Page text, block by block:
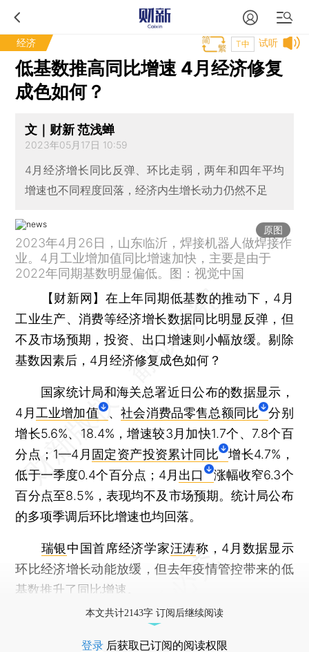
经济 试听
T中
低基数推高同比增速 4月经济修复
成色如何？
文｜财新 范浅蝉
2023年05月17日 10:59
4月经济增长同比反弹、环比走弱，两年和四年平均
增速也不同程度回落，经济内生增长动力仍然不足
原图
2023年4月26日，山东临沂，焊接机器人做焊接作
业。4月工业增加值同比增速加快，主要是由于
2022年同期基数明显偏低。图：视觉中国
【财新网】在上年同期低基数的推动下，4月
工业生产、消费等经济增长数据同比明显反弹，但
不及市场预期，投资、出口增速则小幅放缓。剔除
基数因素后，4月经济修复成色如何？
国家统计局和海关总署近日公布的数据显示，
4月 工业增加值 、社会消费品零售总额同比
分别
增长5.6%、18.4%，增速较3月加快1.7个、7.8个百
分点；1—4月 固定资产投资累计同比
增长4.7%，
低于一季度0.4个百分点；4月 出口
涨幅收窄6.3个
百分点至8.5%，表现均不及市场预期。统计局公布
的多项季调后环比增速也均回落。
瑞银中国首席经济学家汪涛称，4月数据显示
环比经济增长动能放缓，但去年疫情管控带来的低
基数推升了同比增速。
本文共计2143字 订阅后继续阅读
登录 后获取已订阅的阅读权限